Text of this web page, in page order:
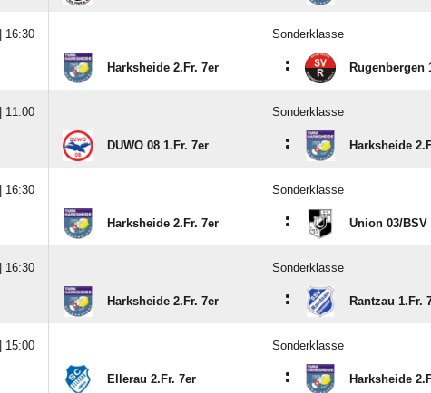
16:30 Sonderklasse
Harksheide 2.Fr. 7er : Rugenbergen
11:00 Sonderklasse
DUWO 08 1.Fr. 7er : Harksheide
16:30 Sonderklasse
Harksheide 2.Fr. 7er : Union 03/​BSV
16:30 Sonderklasse
Harksheide 2.Fr. 7er : Rantzau 1.Fr.
15:00 Sonderklasse
Ellerau 2.Fr. 7er : Harksheide